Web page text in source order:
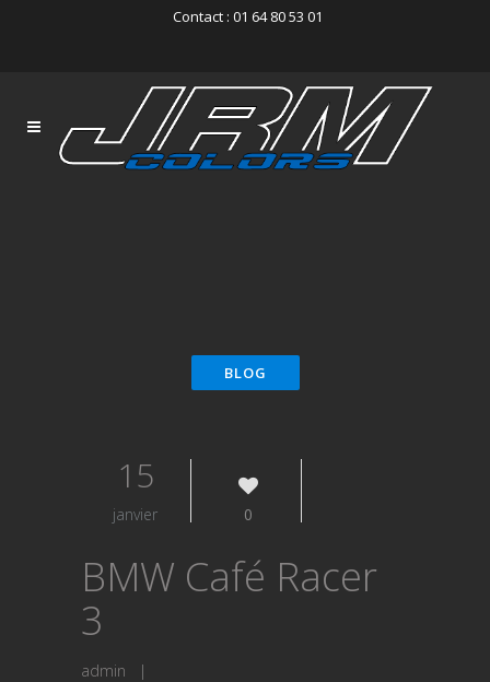
Contact : 01 64 80 53 01
15
janvier 0
BMW Café Racer
3
admin |